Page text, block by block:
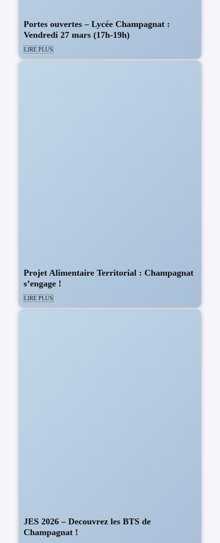
Portes ouvertes – Lycée Champagnat :
Vendredi 27 mars (17h-19h)
LIRE PLUS
Projet Alimentaire Territorial : Champagnat
s’engage !
LIRE PLUS
JES 2026 – Decouvrez les BTS de
Champagnat !